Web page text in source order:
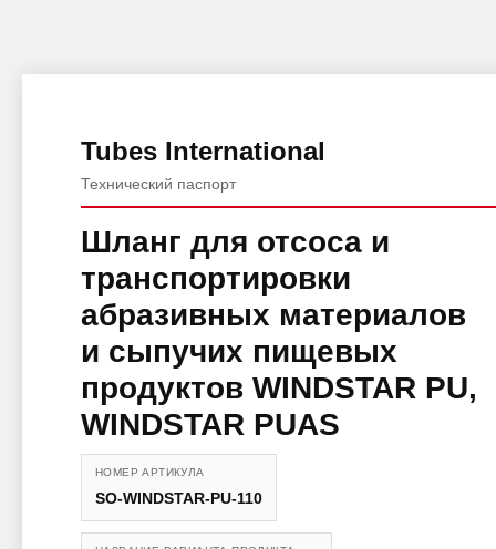
Tubes International
Технический паспорт
Шланг для отсоса и
транспортировки
абразивных материалов
и сыпучих пищевых
продуктов WINDSTAR PU,
WINDSTAR PUAS
НОМЕР АРТИКУЛА
SO-WINDSTAR-PU-110